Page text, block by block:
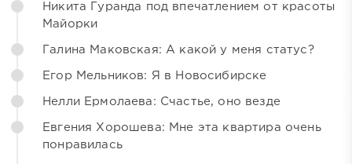
Никита Гуранда под впечатлением от красоты
Майорки
Галина Маковская: А какой у меня статус?
Егор Мельников: Я в Новосибирске
Нелли Ермолаева: Счастье, оно везде
Евгения Хорошева: Мне эта квартира очень
понравилась